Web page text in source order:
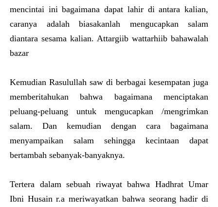
mencintai ini bagaimana dapat lahir di antara kalian,
caranya adalah biasakanlah mengucapkan salam
diantara sesama kalian. Attargiib wattarhiib bahawalah
bazar
Kemudian Rasulullah saw di berbagai kesempatan juga
memberitahukan bahwa bagaimana menciptakan
peluang-peluang untuk mengucapkan /mengrimkan
salam. Dan kemudian dengan cara bagaimana
menyampaikan salam sehingga kecintaan dapat
bertambah sebanyak-banyaknya.
Tertera dalam sebuah riwayat bahwa Hadhrat Umar
Ibni Husain r.a meriwayatkan bahwa seorang hadir di